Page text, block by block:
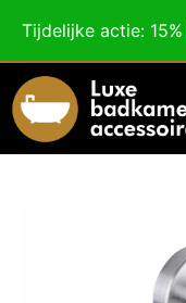
Tijdelijke actie:
Voor 18:00 besteld,